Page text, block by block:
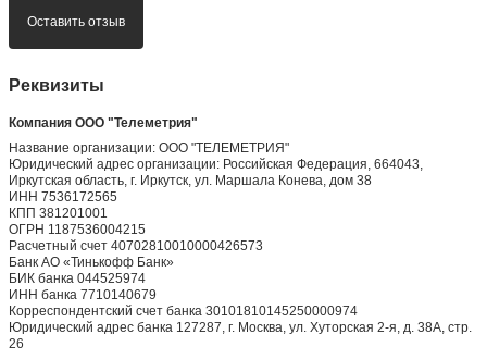
Оставить отзыв
Реквизиты
Компания ООО "Телеметрия"
Название организации: ООО "ТЕЛЕМЕТРИЯ"
Юридический адрес организации: Российская Федерация, 664043,
Иркутская область, г. Иркутск, ул. Маршала Конева, дом 38
ИНН 7536172565
КПП 381201001
ОГРН 1187536004215
Расчетный счет 40702810010000426573
Банк АО «Тинькофф Банк»
БИК банка 044525974
ИНН банка 7710140679
Корреспондентский счет банка 30101810145250000974
Юридический адрес банка 127287, г. Москва, ул. Хуторская 2-я, д. 38А, стр.
26